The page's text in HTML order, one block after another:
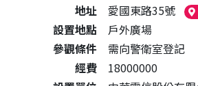
地址
愛國東路35號
設置地點
戶外廣場
參觀條件
需向警衛室登記
經費
18000000